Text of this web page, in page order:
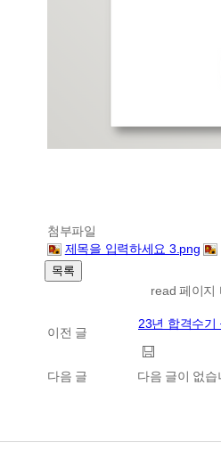
첨부파일
제목을 입력하세요 3.png
read 페이지
이전 글
23년 합격수기
다음 글 다음 글이 없습